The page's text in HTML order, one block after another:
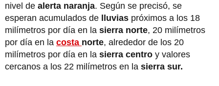
nivel de alerta naranja. Según se precisó, se
esperan acumulados de lluvias próximos a los 18
milímetros por día en la sierra norte, 20 milímetros
por día en la costa norte, alrededor de los 20
milímetros por día en la sierra centro y valores
cercanos a los 22 milímetros en la sierra sur.